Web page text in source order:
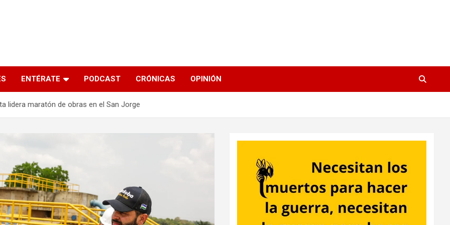
ENTÉRATE PODCAST CRÓNICAS OPINIÓN
lidera maratón de obras en el San Jorge